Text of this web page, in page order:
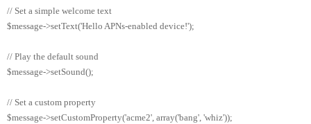
// Set a simple welcome text
$message->setText('Hello APNs-enabled device!');
// Play the default sound
$message->setSound();
// Set a custom property
$message->setCustomProperty('acme2', array('bang', 'whiz'));